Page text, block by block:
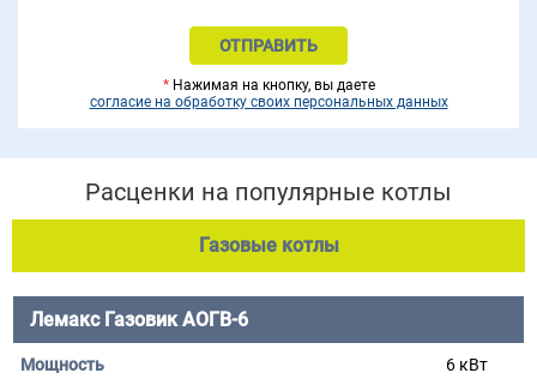
*Нажимая на кнопку, вы даете
согласие на обработку своих персональных данных
Расценки на популярные котлы
Газовые котлы
Лемакс Газовик АОГВ-6
6 кВт